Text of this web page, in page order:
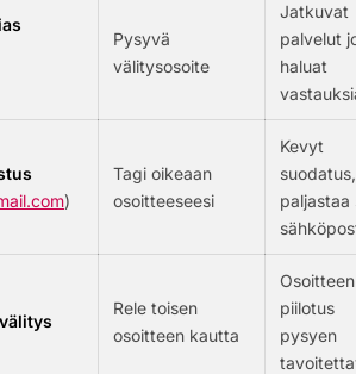
Pysyvä
välitysosoite
Jatkuvat
palvelut
haluat
)
Tagi oikeaan
osoitteeseesi
Kevyt
suodatus,
paljastaa
Rele toisen
osoitteen kautta
Osoitteen
piilotus
pysyen